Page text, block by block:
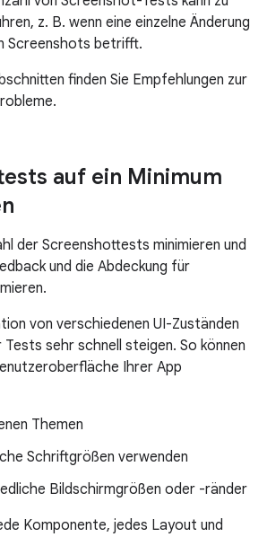
z. B. wenn eine einzelne Änderung
Screenshots betrifft.
finden Sie Empfehlungen zur
auf ein Minimum
der Screenshottests minimieren und
und die Abdeckung für
von verschiedenen UI-Zuständen
Tests sehr schnell steigen. So können
Ihrer App
Themen
Schriftgrößen verwenden
Bildschirmgrößen oder -ränder
Komponente, jedes Layout und